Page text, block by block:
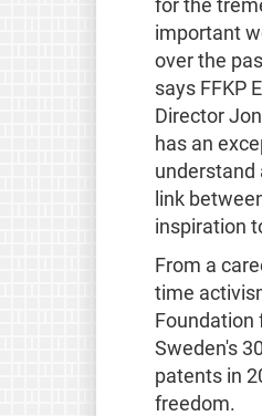
for the
important
over the
says FFKP
Director
has an
understand
link
inspiration
From a
time
Foundation
Sweden's
patents in
freedom.